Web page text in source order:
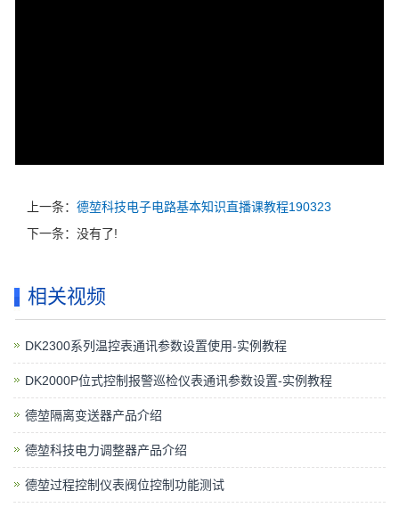
上一条： 德堃科技电子电路基本知识直播课教程190323
下一条：没有了!
相关视频
DK2300系列温控表通讯参数设置使用-实例教程
DK2000P位式控制报警巡检仪表通讯参数设置-实例教程
德堃隔离变送器产品介绍
德堃科技电力调整器产品介绍
德堃过程控制仪表阀位控制功能测试